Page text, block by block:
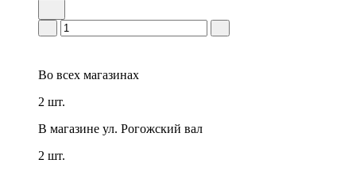
Во всех магазинах
2 шт.
В магазине ул. Рогожский вал
2 шт.